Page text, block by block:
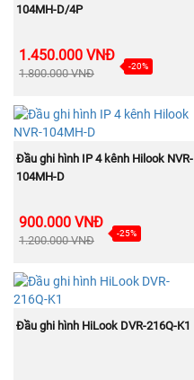
104MH-D/4P
1.450.000 VNĐ
1.800.000 VNĐ
-20%
MUA NGAY
Đầu ghi hình IP 4 kênh Hilook NVR-
104MH-D
900.000 VNĐ
1.200.000 VNĐ
-25%
MUA NGAY
Đầu ghi hình HiLook DVR-216Q-K1